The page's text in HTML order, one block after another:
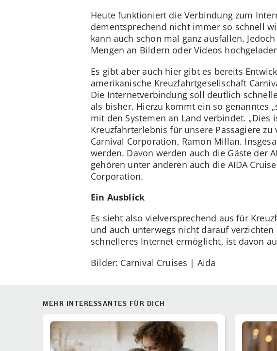
Heute funktioniert die Verbindung zum
dementsprechend nicht immer so schnell
kann auch schon mal ganz ausfallen.
Mengen an Bildern oder Videos
Es gibt aber auch hier gibt es bereits
amerikanische Kreuzfahrtgesellschaft
Die Internetverbindung soll deutlich
als bisher. Hierzu kommt ein so genanntes
mit den Systemen an Land verbindet.
Kreuzfahrterlebnis für unsere Passagiere
Carnival Corporation, Ramon Millan.
werden. Davon werden auch die Gäste der
gehören unter anderen auch die AIDA
Corporation.
Ein Ausblick
Es sieht also vielversprechend aus für
und auch unterwegs nicht darauf
schnelleres Internet ermöglicht, ist davon
Bilder: Carnival Cruises | Aida
MEHR INTERESSANTES FÜR DICH